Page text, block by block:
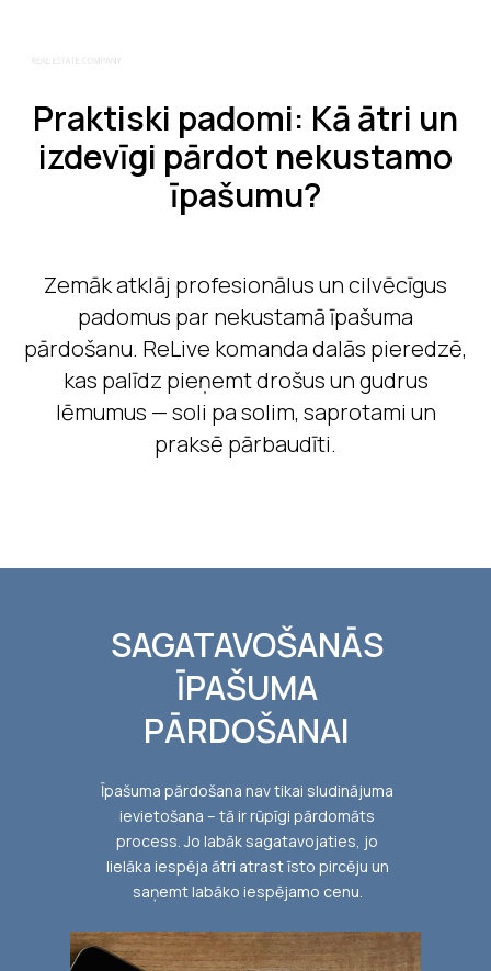
Praktiski padomi: Kā ātri un
izdevīgi pārdot nekustamo
īpašumu?
Zemāk atklāj profesionālus un cilvēcīgus
padomus par nekustamā īpašuma
pārdošanu. ReLive komanda dalās pieredzē,
kas palīdz pieņemt drošus un gudrus
lēmumus — soli pa solim, saprotami un
praksē pārbaudīti.
SAGATAVOŠANĀS
ĪPAŠUMA
PĀRDOŠANAI
Īpašuma pārdošana nav tikai sludinājuma
ievietošana – tā ir rūpīgi pārdomāts
process. Jo labāk sagatavojaties, jo
lielāka iespēja ātri atrast īsto pircēju un
saņemt labāko iespējamo cenu.